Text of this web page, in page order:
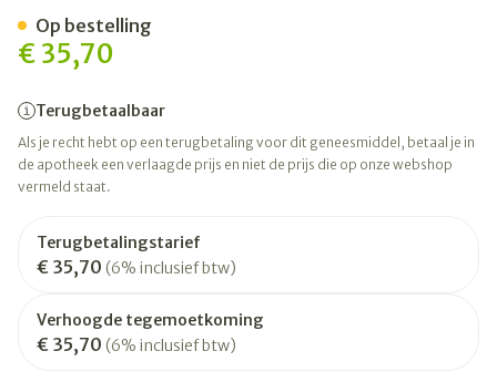
€ 35,70
Terugbetaalbaar
Als je recht hebt op een terugbetaling voor dit geneesmiddel, betaal je in
de apotheek een verlaagde prijs en niet de prijs die op onze webshop
vermeld staat.
Terugbetalingstarief
€ 35,70 (6% inclusief btw)
Verhoogde tegemoetkoming
€ 35,70 (6% inclusief btw)
Op bestelling